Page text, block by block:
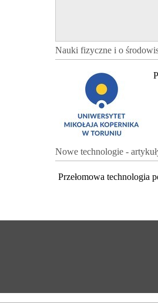
Nauki fizyczne i o
Nowe technologie -
Przełomowa technologia